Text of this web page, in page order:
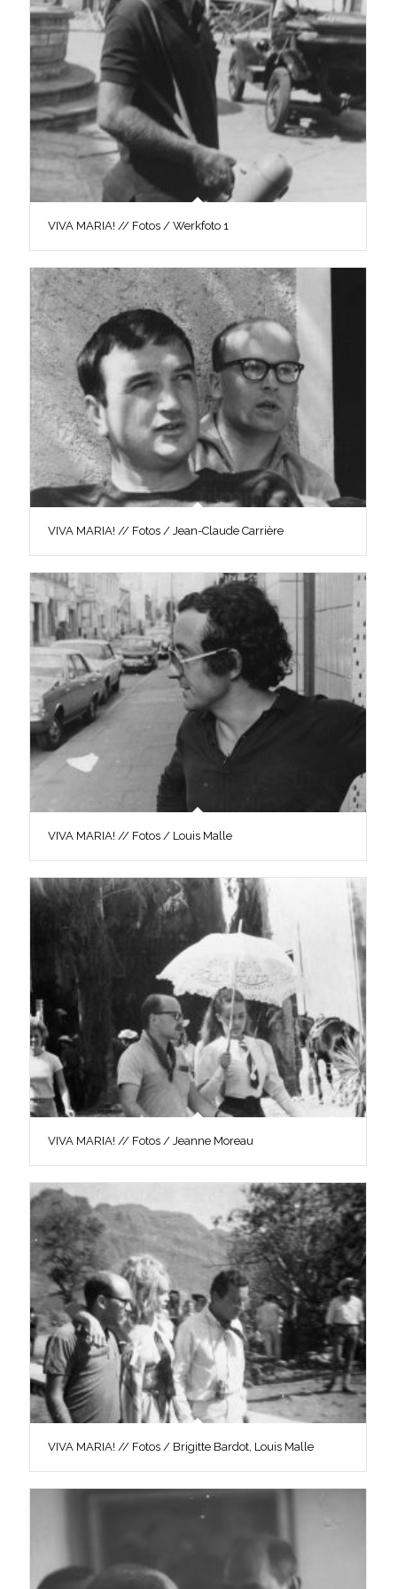
VIVA MARIA! // Fotos / Werkfoto 1
VIVA MARIA! // Fotos / Jean-Claude Carrière
VIVA MARIA! // Fotos / Louis Malle
VIVA MARIA! // Fotos / Jeanne Moreau
VIVA MARIA! // Fotos / Brigitte Bardot, Louis Malle